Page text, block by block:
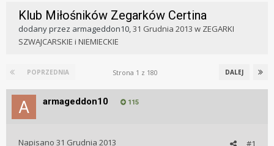
Klub Miłośników Zegarków Certina
dodany przez armageddon10,31 Grudnia 2013 w ZEGARKI
SZWAJCARSKIE i NIEMIECKIE
POPRZEDNIA DALEJ
Strona 1 z 180
armageddon10 115
#1
Napisano 31 Grudnia 2013